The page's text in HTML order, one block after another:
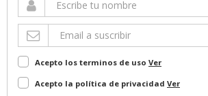
Acepto los terminos de uso Ver
Acepto la política de privacidad Ver